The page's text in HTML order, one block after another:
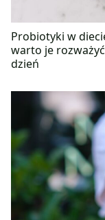
Probiotyki w
warto je
dzień